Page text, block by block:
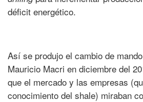
déficit energético.
Así se produjo el cambio de
Mauricio Macri en diciembre del
que el mercado y las empresas
conocimiento del shale) miraban